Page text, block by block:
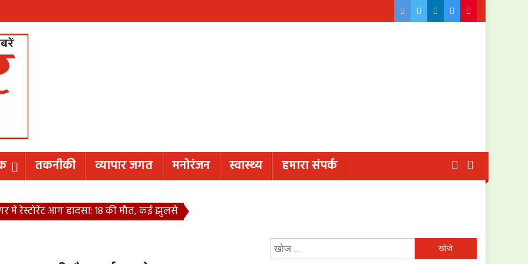
तकनीकी व्यापार जगत मनोरंजन स्वास्थ्य हमारा संपर्क
में रेस्टोरेंट आग हादसा: 18 की मौत, कई झुलसे